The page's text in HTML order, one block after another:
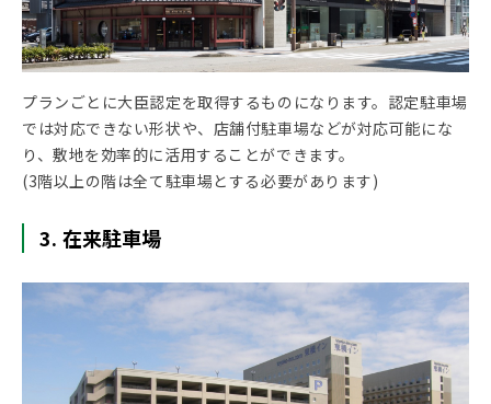
プランごとに大臣認定を取得するものになります。認定駐車場
では対応できない形状や、店舗付駐車場などが対応可能にな
り、敷地を効率的に活用することができます。
(3階以上の階は全て駐車場とする必要があります)
3. 在来駐車場